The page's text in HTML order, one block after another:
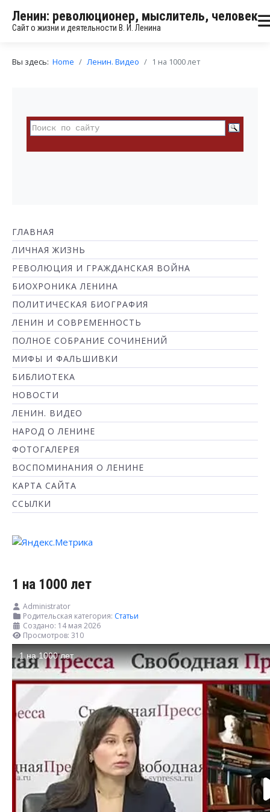
Ленин: революционер, мыслитель, человек
Сайт о жизни и деятельности В. И. Ленина
Вы здесь: Home Ленин. Видео 1 на 1000 лет
ГЛАВНАЯ
ЛИЧНАЯ ЖИЗНЬ
РЕВОЛЮЦИЯ И ГРАЖДАНСКАЯ ВОЙНА
БИОХРОНИКА ЛЕНИНА
ПОЛИТИЧЕСКАЯ БИОГРАФИЯ
ЛЕНИН И СОВРЕМЕННОСТЬ
ПОЛНОЕ СОБРАНИЕ СОЧИНЕНИЙ
МИФЫ И ФАЛЬШИВКИ
БИБЛИОТЕКА
НОВОСТИ
ЛЕНИН. ВИДЕО
НАРОД О ЛЕНИНЕ
ФОТОГАЛЕРЕЯ
ВОСПОМИНАНИЯ О ЛЕНИНЕ
КАРТА САЙТА
ССЫЛКИ
1 на 1000 лет
Administrator
Родительская категория: Статьи
Создано: 14 мая 2026
Просмотров: 310